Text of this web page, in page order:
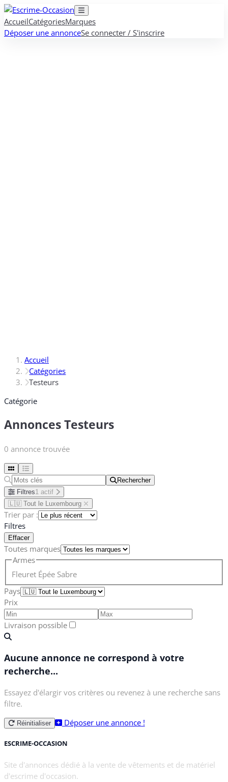
AccueilCatégoriesMarques
Déposer une annonceSe connecter / S'inscrire
Accueil
Catégories
Testeurs
Catégorie
Annonces Testeurs
0 annonce trouvée
Rechercher
Rechercher
Filtres1 actif
🇱🇺 Tout le Luxembourg
Trier par :
Filtres
Effacer
Toutes marques
Armes
Fleuret Épée Sabre
Pays
Prix
Livraison possible
Aucune annonce ne correspond à votre
recherche...
Essayez d'élargir vos critères ou revenez à une recherche sans
filtre.
Réinitialiser Déposer une annonce !
ESCRIME-OCCASION
Site d'annonces dédié à la vente de vêtements et de matériel
d'escrime d'occasion.